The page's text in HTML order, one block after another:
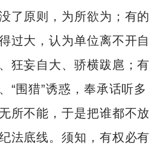
了原则，为所欲为；有的
过大，认为单位离不开自
狂妄自大、骄横跋扈；有
“围猎”诱惑，奉承话听多
所不能，于是把谁都不放
法底线。须知，有权必有